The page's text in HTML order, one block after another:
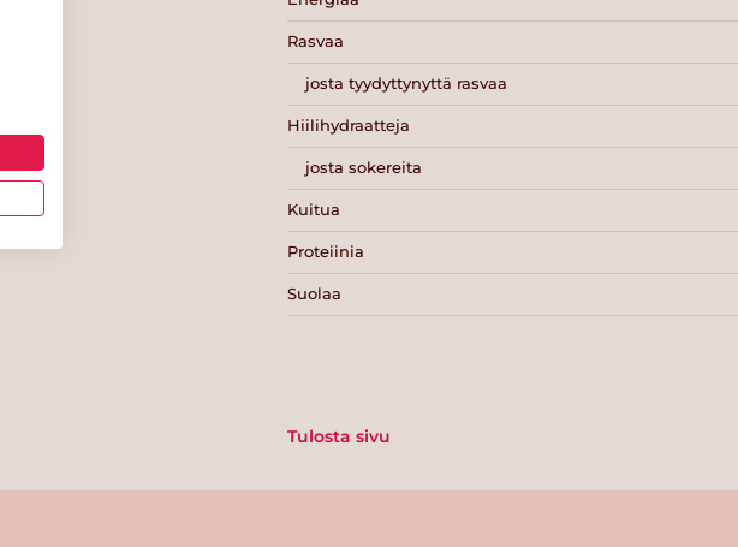
Rasvaa
josta tyydyttynyttä rasvaa
Hiilihydraatteja
josta sokereita
Kuitua
Proteiinia
Suolaa
Tulosta sivu